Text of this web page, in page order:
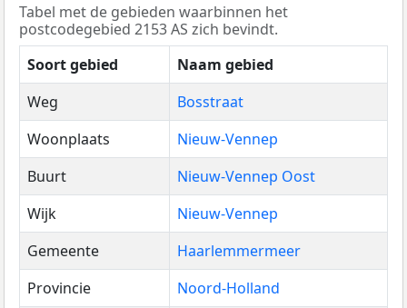
Tabel met de gebieden waarbinnen het
postcodegebied 2153 AS zich bevindt.
Soort gebied
Naam gebied
Weg
Bosstraat
Woonplaats
Nieuw-Vennep
Buurt
Nieuw-Vennep Oost
Wijk
Nieuw-Vennep
Gemeente
Haarlemmermeer
Provincie
Noord-Holland